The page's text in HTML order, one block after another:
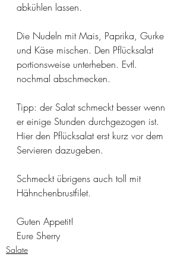
abkühlen lassen.
Die Nudeln mit Mais, Paprika, Gurke
und Käse mischen. Den Pflücksalat
portionsweise unterheben. Evtl.
nochmal abschmecken.
Tipp: der Salat schmeckt besser wenn
er einige Stunden durchgezogen ist.
Hier den Pflücksalat erst kurz vor dem
Servieren dazugeben.
Schmeckt übrigens auch toll mit
Hähnchenbrustfilet.
Guten Appetit!
Eure Sherry
Salate